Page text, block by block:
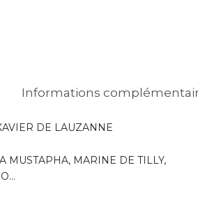
Informations complémentaires
DE LAUZANNE
MUSTAPHA, MARINE DE TILLY,